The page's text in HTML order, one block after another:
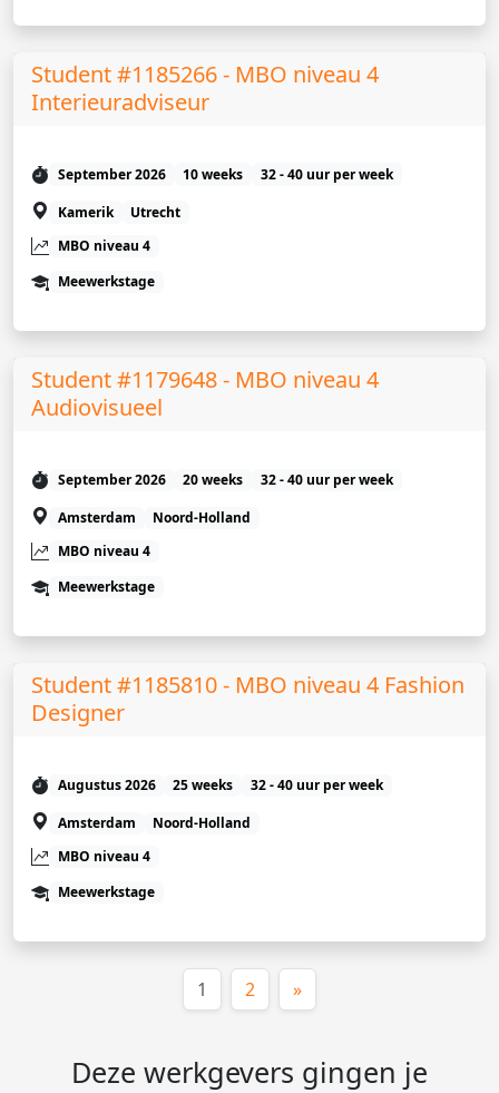
Student #1185266 - MBO niveau 4
Interieuradviseur
September 2026 10 weeks
32 - 40 uur per week
Kamerik
Utrecht
MBO niveau 4
Meewerkstage
Student #1179648 - MBO niveau 4
Audiovisueel
September 2026 20 weeks
32 - 40 uur per week
Amsterdam
Noord-Holland
MBO niveau 4
Meewerkstage
Student #1185810 - MBO niveau 4 Fashion
Designer
Augustus 2026 25 weeks
32 - 40 uur per week
Amsterdam
Noord-Holland
MBO niveau 4
Meewerkstage
1 (huidige)
2 »
Deze werkgevers gingen je